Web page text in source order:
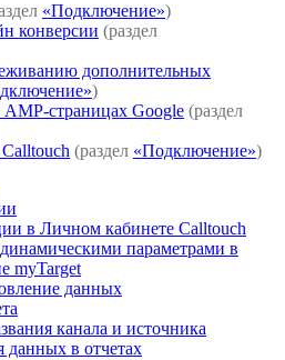
«Подключение»)
конверсии (раздел
дополнительных
)
страницах Google (раздел
(раздел «Подключение»)
в Личном кабинете Calltouch
параметрами в
myTarget
данных
канала и источника
в отчетах